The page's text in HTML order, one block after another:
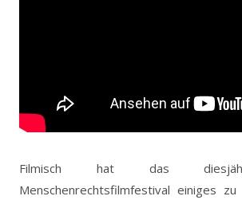
Filmisch hat das
Menschenrechtsfilmfestival einiges